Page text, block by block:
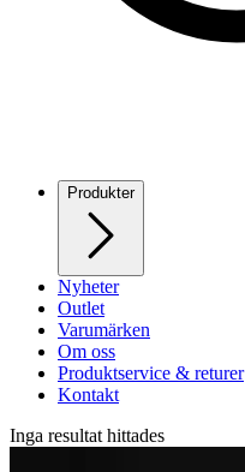
Produkter
Nyheter
Outlet
Varumärken
Om oss
Produktservice & returer
Kontakt
Inga resultat hittades